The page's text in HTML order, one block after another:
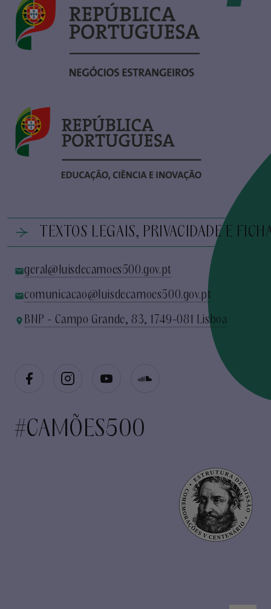
TEXTOS LEGAIS, PRIVACIDADE E
geral@luisdecamoes500.gov.pt
comunicacao@luisdecamoes500.gov.pt
BNP - Campo Grande, 83, 1749-081 Lisboa
#CAMÕES500